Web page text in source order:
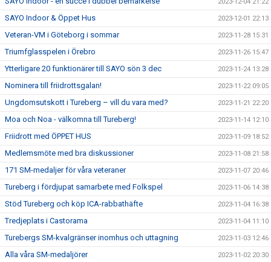
SAYO Indoor & Öppet Hus 2023-12-01 22:13
Veteran-VM i Göteborg i sommar 2023-11-28 15:31
Triumfglasspelen i Örebro 2023-11-26 15:47
Ytterligare 20 funktionärer till SAYO sön 3 dec 2023-11-24 13:28
Nominera till friidrottsgalan! 2023-11-22 09:05
Ungdomsutskott i Tureberg – vill du vara med? 2023-11-21 22:20
Moa och Noa - välkomna till Tureberg! 2023-11-14 12:10
Friidrott med ÖPPET HUS 2023-11-09 18:52
Medlemsmöte med bra diskussioner 2023-11-08 21:58
171 SM-medaljer för våra veteraner 2023-11-07 20:46
Tureberg i fördjupat samarbete med Folkspel 2023-11-06 14:38
Stöd Tureberg och köp ICA-rabbathäfte 2023-11-04 16:38
Tredjeplats i Castorama 2023-11-04 11:10
Turebergs SM-kvalgränser inomhus och uttagning 2023-11-03 12:46
Alla våra SM-medaljörer 2023-11-02 20:30